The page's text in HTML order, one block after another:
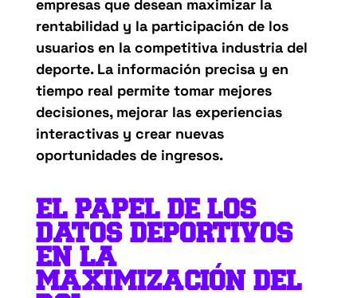
empresas que desean maximizar la
rentabilidad y la participación de los
usuarios en la competitiva industria del
deporte. La información precisa y en
tiempo real permite tomar mejores
decisiones, mejorar las experiencias
interactivas y crear nuevas
oportunidades de ingresos.
EL PAPEL DE LOS
DATOS DEPORTIVOS
EN LA
MAXIMIZACIÓN DEL